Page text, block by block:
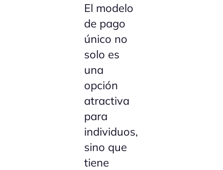
El modelo
de pago
único no
solo es
una
opción
atractiva
para
individuos,
sino que
tiene